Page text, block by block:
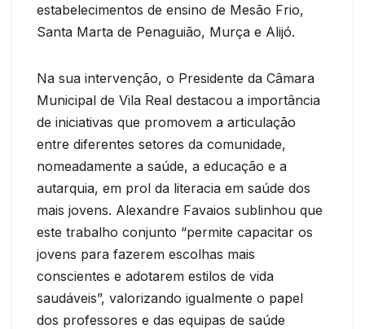
estabelecimentos de ensino de Mesão Frio,
Santa Marta de Penaguião, Murça e Alijó.
Na sua intervenção, o Presidente da Câmara
Municipal de Vila Real destacou a importância
de iniciativas que promovem a articulação
entre diferentes setores da comunidade,
nomeadamente a saúde, a educação e a
autarquia, em prol da literacia em saúde dos
mais jovens. Alexandre Favaios sublinhou que
este trabalho conjunto “permite capacitar os
jovens para fazerem escolhas mais
conscientes e adotarem estilos de vida
saudáveis”, valorizando igualmente o papel
dos professores e das equipas de saúde